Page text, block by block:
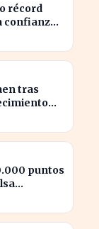
récord
confianza
tras
puntos